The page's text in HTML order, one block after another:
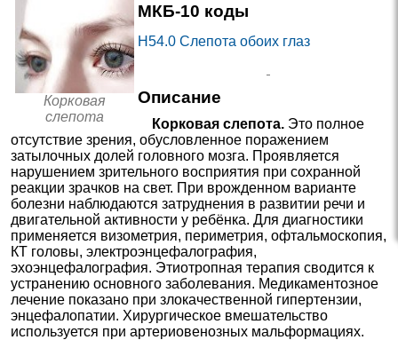
Корковая
слепота
МКБ-10 коды
H54.0 Слепота обоих глаз
Описание
Корковая слепота. Это полное
отсутствие зрения, обусловленное поражением
затылочных долей головного мозга. Проявляется
нарушением зрительного восприятия при сохранной
реакции зрачков на свет. При врожденном варианте
болезни наблюдаются затруднения в развитии речи и
двигательной активности у ребёнка. Для диагностики
применяется визометрия, периметрия, офтальмоскопия,
КТ головы, электроэнцефалография,
эхоэнцефалография. Этиотропная терапия сводится к
устранению основного заболевания. Медикаментозное
лечение показано при злокачественной гипертензии,
энцефалопатии. Хирургическое вмешательство
используется при артериовенозных мальформациях.